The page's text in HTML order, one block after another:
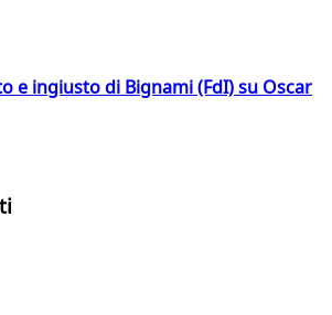
e ingiusto di Bignami (FdI) su Oscar